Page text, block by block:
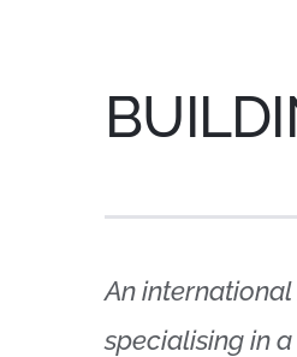
An
specialising in